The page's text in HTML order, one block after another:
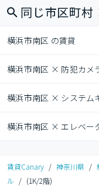
同じ市区町
横浜市南区 の賃貸
横浜市南区 × 防犯カメ
横浜市南区 × システム
横浜市南区 × エレベー
賃貸Canary / 神奈川県 /
ル / (1K/2階)